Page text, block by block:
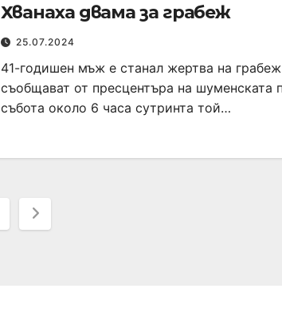
Хванаха двама за грабеж
25.07.2024
41-годишен мъж е станал жертва на
съобщават от пресцентъра на шуменската
събота около 6 часа сутринта той…